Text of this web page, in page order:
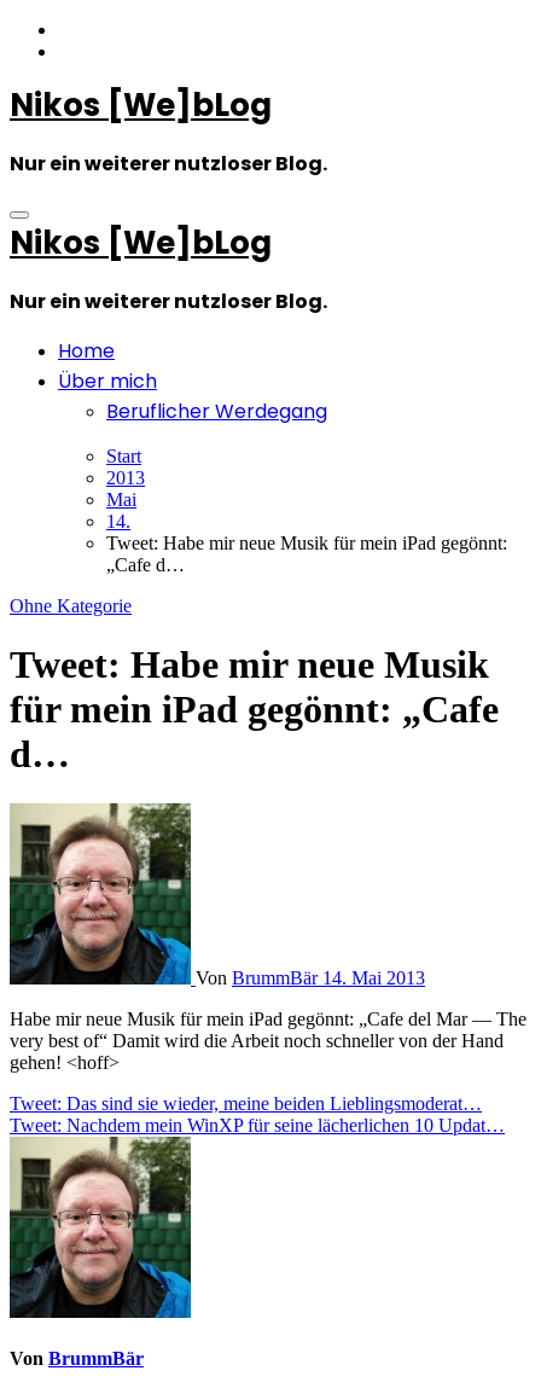
Zum
Inhalt
Nikos [We]bLog
Nur ein weiterer nutzloser Blog.
Nikos [We]bLog
Nur ein weiterer nutzloser Blog.
Home
Über mich
Beruflicher Werdegang
Start
2013
Mai
14.
Tweet: Habe mir neue Musik für mein iPad gegönnt:
„Cafe d…
Ohne Kategorie
Tweet: Habe mir neue Musik
für mein iPad gegönnt: „Cafe
d…
Von BrummBär 14. Mai 2013
Habe mir neue Musik für mein iPad gegönnt: „Cafe del Mar — The
very best of“ Damit wird die Arbeit noch schneller von der Hand
gehen! <hoff>
Beitragsnavigation
Tweet: Das sind sie wieder, meine beiden Lieblingsmoderat…
Tweet: Nachdem mein WinXP für seine lächerlichen 10 Updat…
Von BrummBär